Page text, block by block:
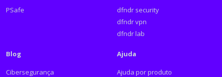
PSafe
dfndr security
dfndr vpn
dfndr lab
Blog
Cibersegurança
Ajuda
Ajuda por produto